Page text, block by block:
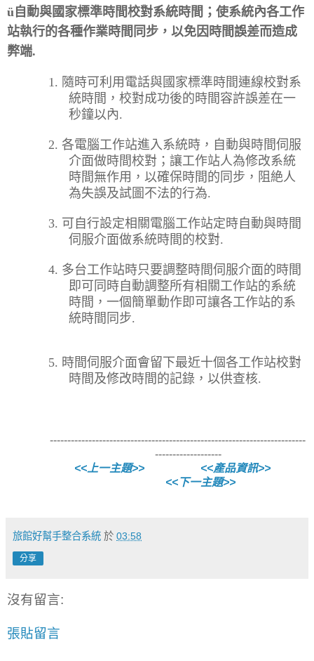
ü 自動與國家標準時間校對系統時間；使系統內各工作
站執行的各種作業時間同步，以免因時間誤差而造成
弊端.
1. 隨時可利用電話與國家標準時間連線校對系
統時間，校對成功後的時間容許誤差在一
秒鐘以內.
2. 各電腦工作站進入系統時，自動與時間伺服
介面做時間校對；讓工作站人為修改系統
時間無作用，以確保時間的同步，阻絶人
為失誤及試圖不法的行為.
3. 可自行設定相關電腦工作站定時自動與時間
伺服介面做系統時間的校對.
4. 多台工作站時只要調整時間伺服介面的時間
即可同時自動調整所有相關工作站的系統
時間，一個簡單動作即可讓各工作站的系
統時間同步.
5. 時間伺服介面會留下最近十個各工作站校對
時間及修改時間的記錄，以供查核.
-------------------------------------------------------------------------
-------------------
<<上一主題>>
<<產品資訊>>
<<下一主題>>
旅館好幫手整合系統 於 03:58
分享
沒有留言:
張貼留言